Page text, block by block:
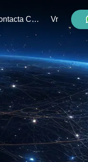
Contacta Con Nosotros Vr